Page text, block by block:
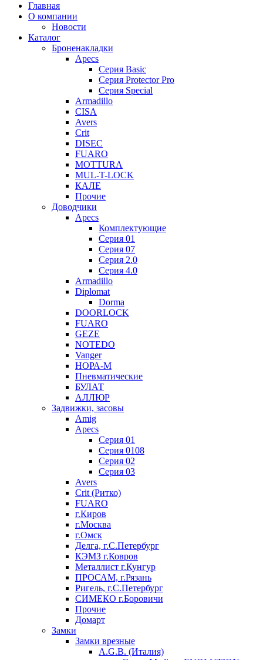
Главная
О компании
Новости
Каталог
Броненакладки
Apecs
Серия Basic
Серия Protector Pro
Серия Special
Armadillo
CISA
Avers
Crit
DISEC
FUARO
MOTTURA
MUL-T-LOCK
КАЛЕ
Прочие
Доводчики
Apecs
Комплектующие
Серия 01
Серия 07
Серия 2.0
Серия 4.0
Armadillo
Diplomat
Dorma
DOORLOCK
FUARO
GEZE
NOTEDO
Vanger
НОРА-М
Пневматические
БУЛАТ
АЛЛЮР
Задвижки, засовы
Amig
Apecs
Серия 01
Серия 0108
Серия 02
Серия 03
Avers
Crit (Ритко)
FUARO
г.Киров
г.Москва
г.Омск
Делга, г.С.Петербург
КЭМЗ г.Ковров
Металлист г.Кунгур
ПРОСАМ, г.Рязань
Ригель, г.С.Петербург
СИМЕКО г.Боровичи
Прочие
Домарт
Замки
Замки врезные
A.G.B. (Италия)